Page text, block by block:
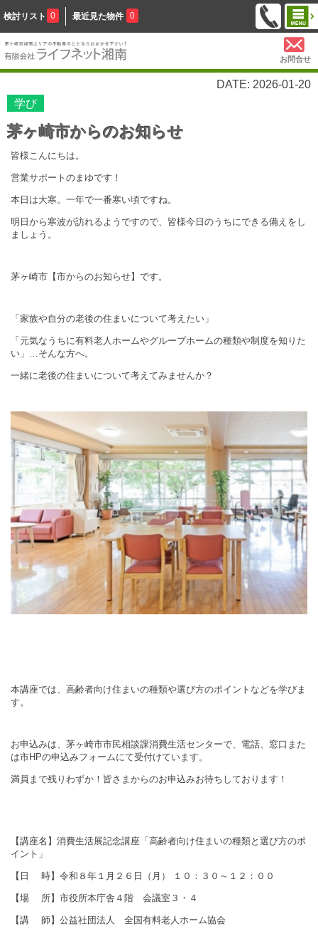
検討リスト 0 最近見た物件 0
お問合せ
DATE: 2026-01-20
学び
茅ヶ崎市からのお知らせ
皆様こんにちは。
営業サポートのまゆです！
本日は大寒。一年で一番寒い頃ですね。
明日から寒波が訪れるようですので、皆様今日のうちにできる備えをし
ましょう。
茅ヶ崎市【市からのお知らせ】です。
「家族や自分の老後の住まいについて考えたい」
「元気なうちに有料老人ホームやグループホームの種類や制度を知りた
い」…そんな方へ。
一緒に老後の住まいについて考えてみませんか？
本講座では、高齢者向け住まいの種類や選び方のポイントなどを学びま
す。
お申込みは、茅ヶ崎市市民相談課消費生活センターで、電話、窓口また
は市HPの申込みフォームにて受付けています。
満員まで残りわずか！皆さまからのお申込みお待ちしております！
【講座名】消費生活展記念講座「高齢者向け住まいの種類と選び方のポ
イント」
【日 時】令和８年１月２６日（月） １０：３０～１２：００
【場 所】市役所本庁舎４階 会議室３・４
【講 師】公益社団法人 全国有料老人ホーム協会